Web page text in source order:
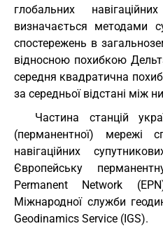
глобальних
визначається методами
спостережень в
відносною похибкою
середня квадратична
за середньої відстані між
Частина станцій
(перманентної) мережі
навігаційних
Європейську
Permanent Network
Міжнародної служби
Geodinamics Service (IGS).